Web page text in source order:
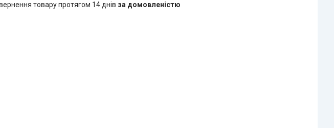
товару протягом 14 днів за домовленістю